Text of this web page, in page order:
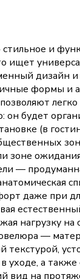
и
ищет
дизайн
формы и
легко
он будет
(в
зоне
—
даже при
нагрузку на
—
текстурой,
уходе, а также
вид на